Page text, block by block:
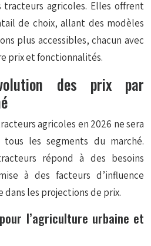
agricoles. Elles offrent
de choix, allant des modèles
plus accessibles, chacun avec
prix et fonctionnalités.
des prix par
agricoles en 2026 ne sera
les segments du marché.
répond à des besoins
à des facteurs d’influence
les projections de prix.
l’agriculture urbaine et